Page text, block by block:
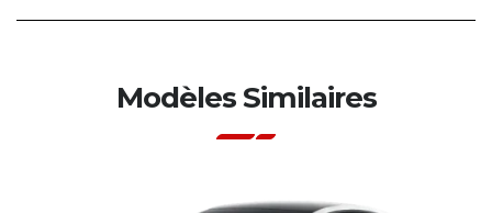
Modèles Similaires